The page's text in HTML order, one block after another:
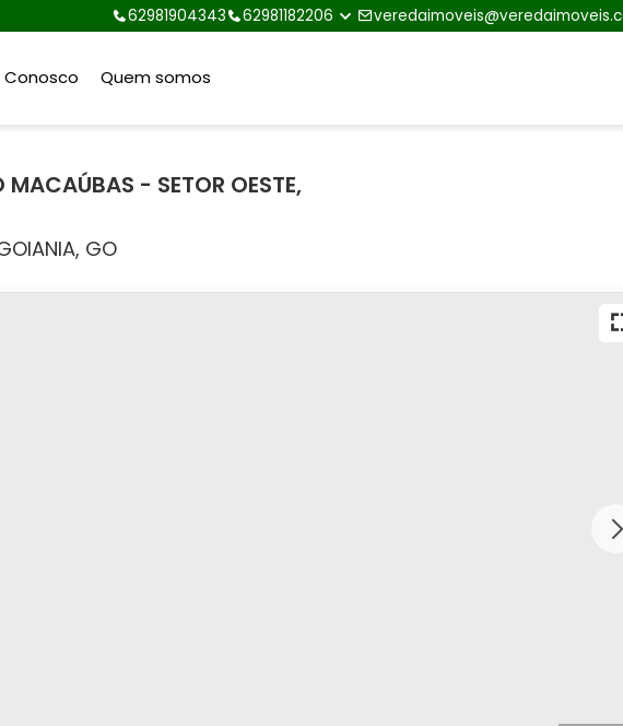
62981904343 62981182206
Conosco Quem somos
- SETOR OESTE,
GO